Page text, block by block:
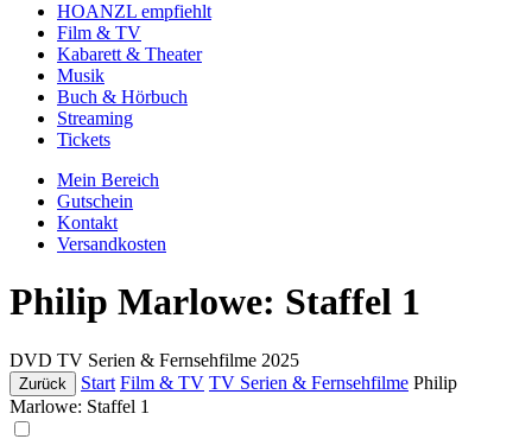
HOANZL empfiehlt
Film & TV
Kabarett & Theater
Musik
Buch & Hörbuch
Streaming
Tickets
Mein Bereich
Gutschein
Kontakt
Versandkosten
Philip Marlowe: Staffel 1
DVD TV Serien & Fernsehfilme 2025
Zurück Start Film & TV TV Serien & Fernsehfilme Philip
Marlowe: Staffel 1